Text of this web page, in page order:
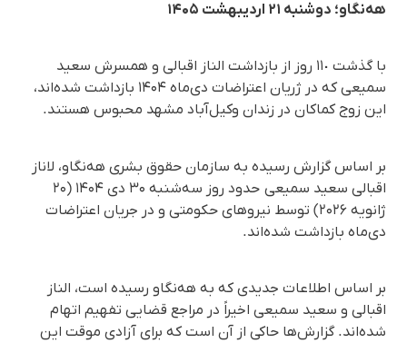
هه‌نگاو؛ دوشنبه ۲۱ اردیبهشت ۱۴۰۵
با گذشت ١١٠ روز از بازداشت الناز اقبالی و همسرش سعید
سمیعی که در ژریان اعتراضات دی‌ماه ۱۴۰۴ بازداشت شده‌اند،
این زوج کماکان در زندان وکیل‌آباد مشهد محبوس هستند.
بر اساس گزارش رسیده به سازمان حقوق بشری هه‌نگاو، لاناز
اقبالی سعید سمیعی حدود روز سه‌شنبه ۳۰ دی ۱۴۰۴ (۲۰
ژانویه ۲۰۲۶) توسط نیروهای حکومتی و در جریان اعتراضات
دی‌ماه بازداشت شده‌اند.
بر اساس اطلاعات جدیدی که به هه‌نگاو رسیده است، الناز
اقبالی و سعید سمیعی اخیراً در مراجع قضایی تفهیم اتهام
شده‌اند. گزارش‌ها حاکی از آن است که برای آزادی موقت این